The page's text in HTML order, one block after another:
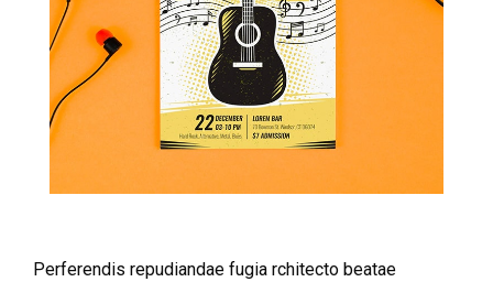
Perferendis repudiandae fugia rchitecto beatae